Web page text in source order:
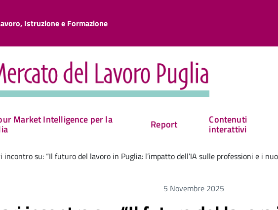
Istruzione e Formazione
Market Intelligence per la Report Contenuti
interattivi
su: “Il futuro del lavoro in Puglia: l’impatto dell’IA sulle professioni e i
5 Novembre 2025